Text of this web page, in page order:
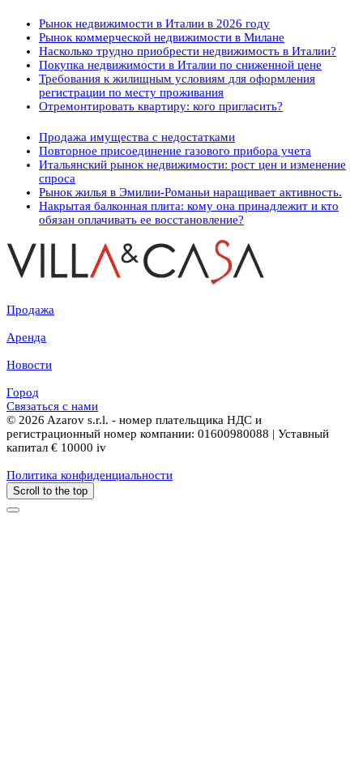
Рынок недвижимости в Италии в 2026 году
Рынок коммерческой недвижимости в Милане
Насколько трудно приобрести недвижимость в Италии?
Покупка недвижимости в Италии по сниженной цене
Требования к жилищным условиям для оформления
регистрации по месту проживания
Отремонтировать квартиру: кого пригласить?
Продажа имущества с недостатками
Повторное присоединение газового прибора учета
Итальянский рынок недвижимости: рост цен и изменение
спроса
Рынок жилья в Эмилии-Романьи наращивает активность.
Накрытая балконная плита: кому она принадлежит и кто
обязан оплачивать ее восстановление?
Продажа
Аренда
Новости
Город
Связаться с нами
© 2026 Azarov s.r.l. - номер плательщика НДС и
регистрационный номер компании: 01600980088 | Уставный
капитал € 10000 iv
Политика конфиденциальности
Scroll to the top